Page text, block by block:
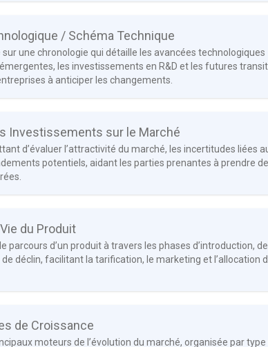
/ Schéma Technique
une chronologie qui détaille les avancées technologiques
les investissements en R&D et les futures
à anticiper les changements.
Investissements sur le Marché
d’évaluer l’attractivité du marché, les incertitudes liées
potentiels, aidant les parties prenantes à prendre
du Produit
parcours d’un produit à travers les phases d’introduction, de
déclin, facilitant la tarification, le marketing et l’allocation
de Croissance
moteurs de l’évolution du marché, organisée par type